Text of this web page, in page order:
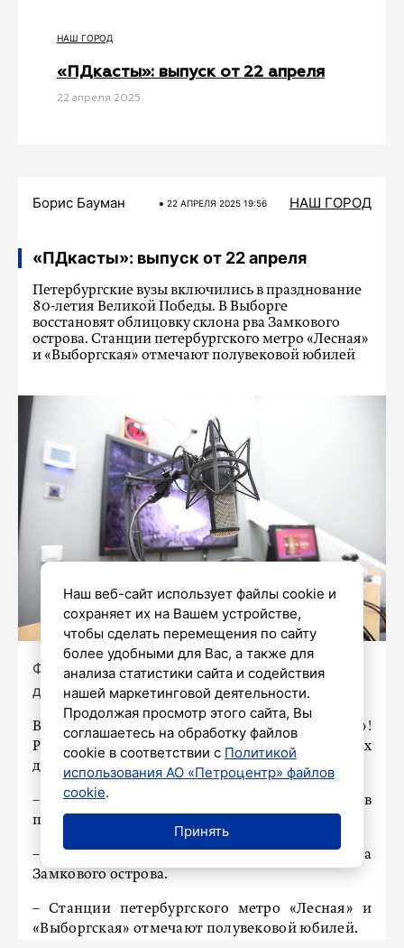
НАШ ГОРОД
«ПДкасты»: выпуск от 22 апреля
22 апреля 2025
Борис Бауман 22 АПРЕЛЯ 2025 19:56 НАШ ГОРОД
«ПДкасты»: выпуск от 22 апреля
Петербургские вузы включились в празднование
80-летия Великой Победы. В Выборге
восстановят облицовку склона рва Замкового
острова. Станции петербургского метро «Лесная»
и «Выборгская» отмечают полувековой юбилей
Фото: Александр Глуз/«Петербургский
дневник»
В эфире очередной выпуск «ПДкаста»!
Рассказываем о самых интересных событиях
дня в удобном аудиоформате.
– Петербургские вузы включились в
празднование 80-летия Великой Победы.
– В Выборге восстановят облицовку склона рва
Замкового острова.
– Станции петербургского метро «Лесная» и
«Выборгская» отмечают полувековой юбилей.
Наш веб-сайт использует файлы cookie и
сохраняет их на Вашем устройстве,
чтобы сделать перемещения по сайту
более удобными для Вас, а также для
анализа статистики сайта и содействия
нашей маркетинговой деятельности.
Продолжая просмотр этого сайта, Вы
соглашаетесь на обработку файлов
cookie в соответствии с Политикой
использования АО «Петроцентр» файлов
cookie.
Принять